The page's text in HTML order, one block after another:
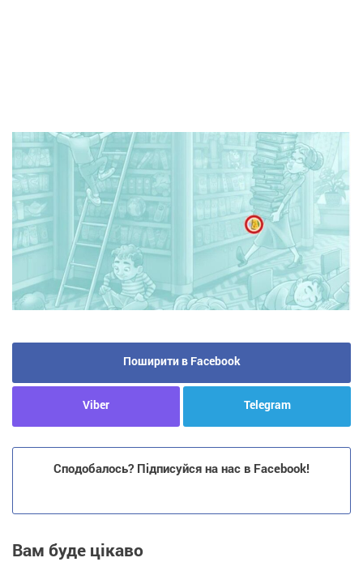
Поширити в Facebook
Viber Telegram
Сподобалось? Підписуйся на нас в Facebook!
Вам буде цікаво